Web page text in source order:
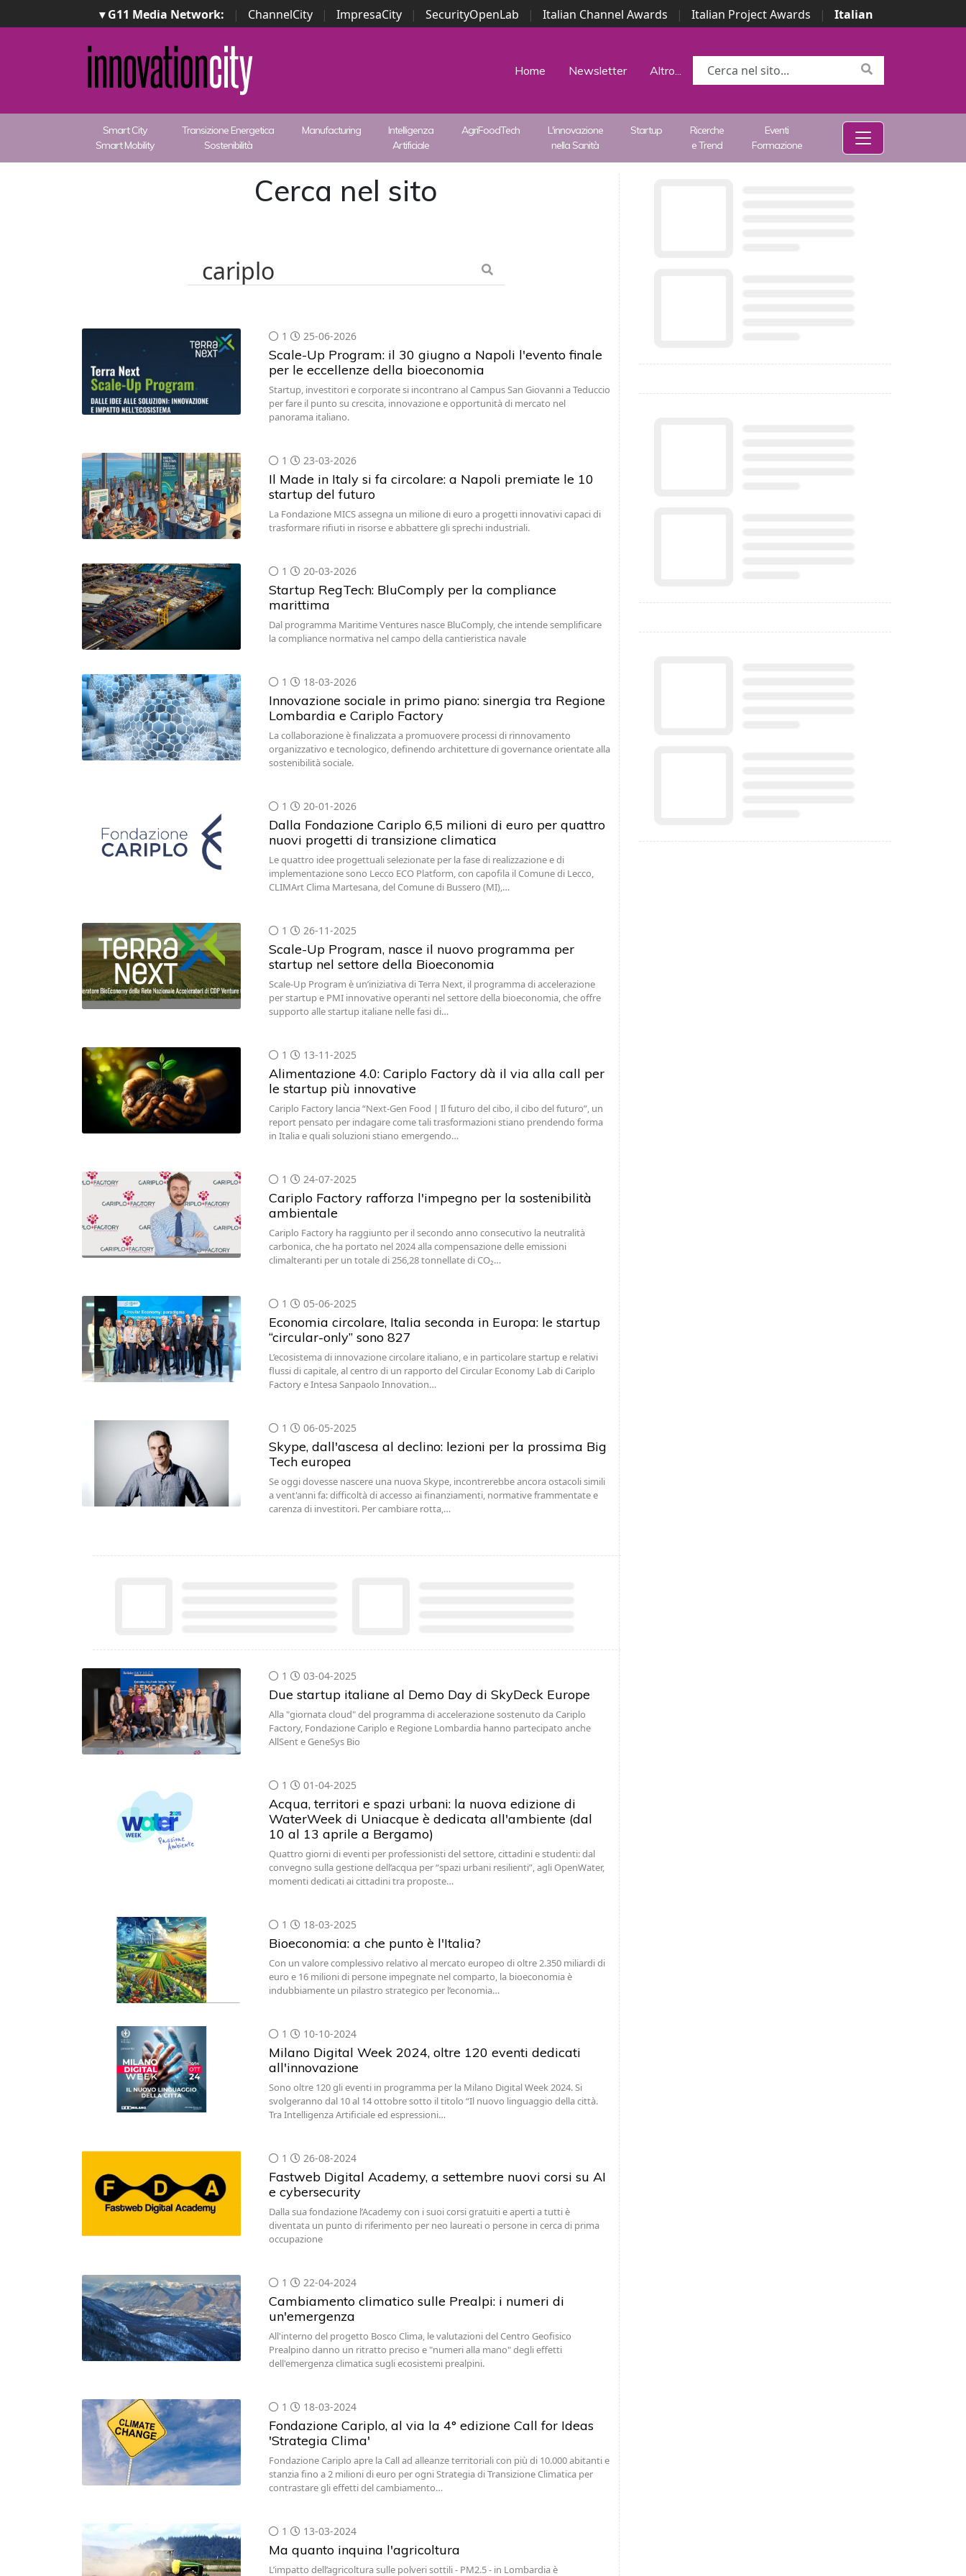
▾ G11 Media Network: | ChannelCity | ImpresaCity | SecurityOpenLab | Italian Channel Awards | Italian Project Awards |
Italian
Security Awards | ...
Home Newsletter Altro...
Smart City
Smart Mobility
Transizione Energetica
Sostenibilità
Manufacturing
Intelligenza
Artificiale
AgriFoodTech
L'innovazione
nella Sanità
Startup
Ricerche
e Trend
Eventi
Formazione
Cerca nel sito
1 25-06-2026
Scale-Up Program: il 30 giugno a Napoli l'evento finale
per le eccellenze della bioeconomia
Startup, investitori e corporate si incontrano al Campus San Giovanni a Teduccio
per fare il punto su crescita, innovazione e opportunità di mercato nel
panorama italiano.
1 23-03-2026
Il Made in Italy si fa circolare: a Napoli premiate le 10
startup del futuro
La Fondazione MICS assegna un milione di euro a progetti innovativi capaci di
trasformare rifiuti in risorse e abbattere gli sprechi industriali.
1 20-03-2026
Startup RegTech: BluComply per la compliance
marittima
Dal programma Maritime Ventures nasce BluComply, che intende semplificare
la compliance normativa nel campo della cantieristica navale
1 18-03-2026
Innovazione sociale in primo piano: sinergia tra Regione
Lombardia e Cariplo Factory
La collaborazione è finalizzata a promuovere processi di rinnovamento
organizzativo e tecnologico, definendo architetture di governance orientate alla
sostenibilità sociale.
1 20-01-2026
Dalla Fondazione Cariplo 6,5 milioni di euro per quattro
nuovi progetti di transizione climatica
Le quattro idee progettuali selezionate per la fase di realizzazione e di
implementazione sono Lecco ECO Platform, con capofila il Comune di Lecco,
CLIMArt Clima Martesana, del Comune di Bussero (MI),…
1 26-11-2025
Scale-Up Program, nasce il nuovo programma per
startup nel settore della Bioeconomia
Scale-Up Program è un’iniziativa di Terra Next, il programma di accelerazione
per startup e PMI innovative operanti nel settore della bioeconomia, che offre
supporto alle startup italiane nelle fasi di…
1 13-11-2025
Alimentazione 4.0: Cariplo Factory dà il via alla call per
le startup più innovative
Cariplo Factory lancia “Next-Gen Food | Il futuro del cibo, il cibo del futuro”, un
report pensato per indagare come tali trasformazioni stiano prendendo forma
in Italia e quali soluzioni stiano emergendo…
1 24-07-2025
Cariplo Factory rafforza l'impegno per la sostenibilità
ambientale
Cariplo Factory ha raggiunto per il secondo anno consecutivo la neutralità
carbonica, che ha portato nel 2024 alla compensazione delle emissioni
climalteranti per un totale di 256,28 tonnellate di CO₂…
1 05-06-2025
Economia circolare, Italia seconda in Europa: le startup
“circular-only” sono 827
L’ecosistema di innovazione circolare italiano, e in particolare startup e relativi
flussi di capitale, al centro di un rapporto del Circular Economy Lab di Cariplo
Factory e Intesa Sanpaolo Innovation…
1 06-05-2025
Skype, dall'ascesa al declino: lezioni per la prossima Big
Tech europea
Se oggi dovesse nascere una nuova Skype, incontrerebbe ancora ostacoli simili
a vent'anni fa: difficoltà di accesso ai finanziamenti, normative frammentate e
carenza di investitori. Per cambiare rotta,…
1 03-04-2025
Due startup italiane al Demo Day di SkyDeck Europe
Alla "giornata cloud" del programma di accelerazione sostenuto da Cariplo
Factory, Fondazione Cariplo e Regione Lombardia hanno partecipato anche
AllSent e GeneSys Bio
1 01-04-2025
Acqua, territori e spazi urbani: la nuova edizione di
WaterWeek di Uniacque è dedicata all'ambiente (dal
10 al 13 aprile a Bergamo)
Quattro giorni di eventi per professionisti del settore, cittadini e studenti: dal
convegno sulla gestione dell’acqua per “spazi urbani resilienti”, agli OpenWater,
momenti dedicati ai cittadini tra proposte…
1 18-03-2025
Bioeconomia: a che punto è l'Italia?
Con un valore complessivo relativo al mercato europeo di oltre 2.350 miliardi di
euro e 16 milioni di persone impegnate nel comparto, la bioeconomia è
indubbiamente un pilastro strategico per l’economia…
1 10-10-2024
Milano Digital Week 2024, oltre 120 eventi dedicati
all'innovazione
Sono oltre 120 gli eventi in programma per la Milano Digital Week 2024. Si
svolgeranno dal 10 al 14 ottobre sotto il titolo “Il nuovo linguaggio della città.
Tra Intelligenza Artificiale ed espressioni…
1 26-08-2024
Fastweb Digital Academy, a settembre nuovi corsi su AI
e cybersecurity
Dalla sua fondazione l’Academy con i suoi corsi gratuiti e aperti a tutti è
diventata un punto di riferimento per neo laureati o persone in cerca di prima
occupazione
1 22-04-2024
Cambiamento climatico sulle Prealpi: i numeri di
un'emergenza
All'interno del progetto Bosco Clima, le valutazioni del Centro Geofisico
Prealpino danno un ritratto preciso e "numeri alla mano" degli effetti
dell'emergenza climatica sugli ecosistemi prealpini.
1 18-03-2024
Fondazione Cariplo, al via la 4° edizione Call for Ideas
'Strategia Clima'
Fondazione Cariplo apre la Call ad alleanze territoriali con più di 10.000 abitanti e
stanzia fino a 2 milioni di euro per ogni Strategia di Transizione Climatica per
contrastare gli effetti del cambiamento…
1 13-03-2024
Ma quanto inquina l'agricoltura
L’impatto dell’agricoltura sulle polveri sottili - PM2.5 - in Lombardia è